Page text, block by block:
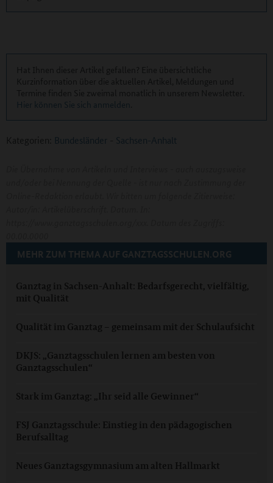
Hier können Sie sich anmelden
Kategorien: Bundesländer - Sachsen-Anhalt
MEHR ZUM THEMA AUF GANZTAGSSCHULEN.ORG
Ganztag in Sachsen-Anhalt: Bedarfsgerecht, vielfältig,
mit Qualität
Qualität im Ganztag – gemeinsam mit der Schulaufsicht
DKJS: „Ganztagsschulen lernen am besten von
Ganztagsschulen“
Stark im Ganztag: „Ihr seid alle Gewinner“
FSJ Ganztagsschule: Einstieg in den pädagogischen
Berufsalltag
Neues Ganztagsgymnasium am alten Hallmarkt